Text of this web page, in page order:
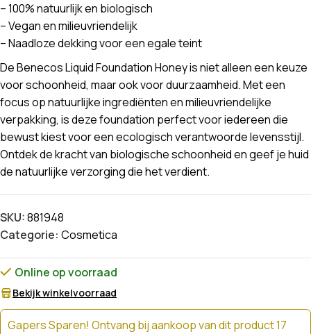
– 100% natuurlijk en biologisch
– Vegan en milieuvriendelijk
– Naadloze dekking voor een egale teint
De Benecos Liquid Foundation Honey is niet alleen een keuze
voor schoonheid, maar ook voor duurzaamheid. Met een
focus op natuurlijke ingrediënten en milieuvriendelijke
verpakking, is deze foundation perfect voor iedereen die
bewust kiest voor een ecologisch verantwoorde levensstijl.
Ontdek de kracht van biologische schoonheid en geef je huid
de natuurlijke verzorging die het verdient.
SKU:881948
Categorie: Cosmetica
Online op voorraad
Bekijk winkelvoorraad
Gapers Sparen! Ontvang bij aankoop van dit product 17